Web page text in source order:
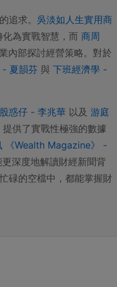
追求。 吳淡如人生實用商
為實戰智慧，而 商周
內部探討經營策略。對於
- 夏韻芬 與 下班經濟學 -
惑仔 - 李兆華 以及 游庭
提供了實戰性極強的數據
《Wealth Magazine》 -
深度地解讀財經新聞背
碌的空檔中，都能掌握財